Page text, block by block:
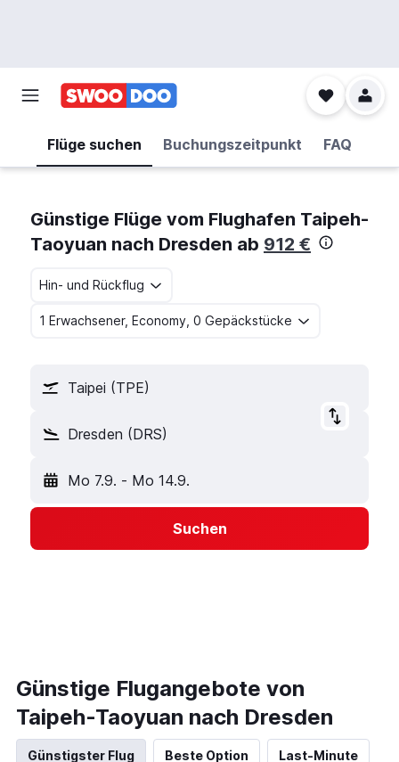
Flüge suchen Buchungszeitpunkt FAQ
Günstige Flüge vom Flughafen Taipeh-
Taoyuan nach Dresden ab 912 €
Hin- und Rückflug
1 Erwachsener, Economy, 0 Gepäckstücke
Taipei (TPE)
Dresden (DRS)
Mo 7.9. - Mo 14.9.
Suchen
Günstige Flugangebote von
Taipeh-Taoyuan nach Dresden
Günstigster Flug Beste Option Last-Minute